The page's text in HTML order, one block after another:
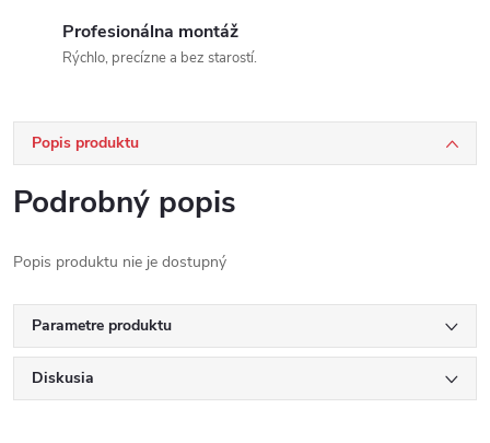
Profesionálna montáž
Rýchlo, precízne a bez starostí.
Popis produktu
Podrobný popis
Popis produktu nie je dostupný
Parametre produktu
Diskusia